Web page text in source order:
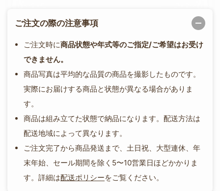
ご注文の際の注意事項
ご注文時に商品状態や年式等のご指定/ご希望はお受け
できません。
商品写真は平均的な品質の商品を撮影したものです。
実際にお届けする商品と状態が異なる場合がありま
す。
商品は組み立てた状態で納品になります。配送方法は
配送地域によって異なります。
ご注文完了から商品発送まで、土日祝、大型連休、年
末年始、セール期間を除く5〜10営業日ほどかかりま
す。詳細は配送ポリシーをご覧ください。